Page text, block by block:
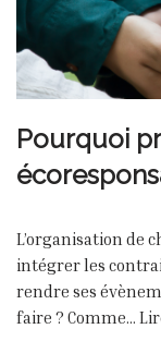
Pourquoi
L’organisation de
intégrer les
rendre ses
faire ? Comme…